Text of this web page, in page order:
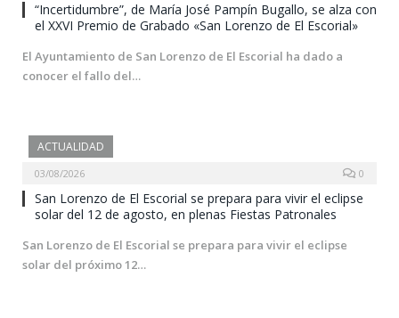
“Incertidumbre”, de María José Pampín Bugallo, se alza con
el XXVI Premio de Grabado «San Lorenzo de El Escorial»
El Ayuntamiento de San Lorenzo de El Escorial ha dado a
conocer el fallo del…
ACTUALIDAD
03/08/2026 0
San Lorenzo de El Escorial se prepara para vivir el eclipse
solar del 12 de agosto, en plenas Fiestas Patronales
San Lorenzo de El Escorial se prepara para vivir el eclipse
solar del próximo 12…